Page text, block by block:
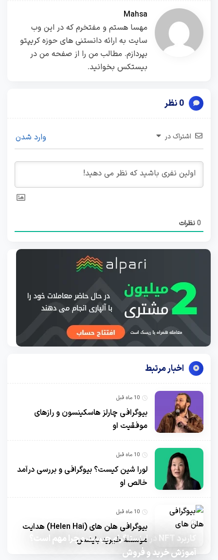
Mahsa
مهسا هستم و مفتخرم که در این وب
سایت به ارائه دانستنی های حوزه کریپتو
بپردازم. مطالب من را از صفحه من در
بیستکس بخوانید.
اشتراک در وارد شدن
0نظرات
اخبار مرتبط
10 ماه قبل
بیوگرافی چارلز هاسکینسون و رازهای
موفقیت او
10 ماه قبل
لورا شین کیست؟ بیوگرافی و بررسی درآمد
خالص او
10 ماه قبل
بیوگرافی هلن های (Helen Hai) هدایت
موسسه خیریه بایننس
10 ماه قبل
کاربرد NFT در اینستاگرام چیست و چرا مهم است؟
آموزش خرید و فروش